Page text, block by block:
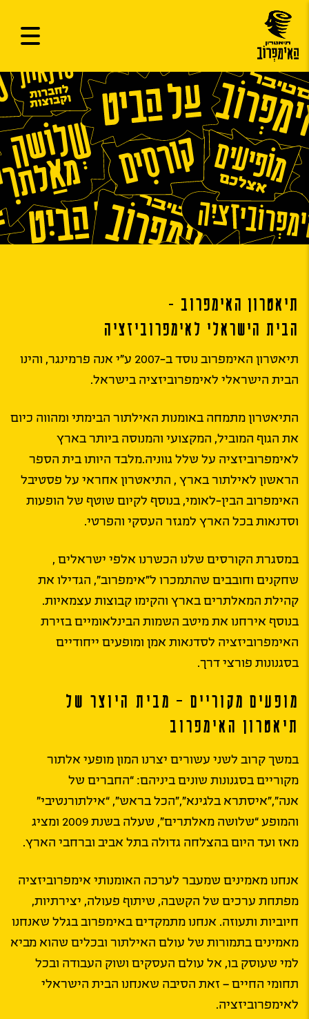
תיאטרון האימפרוב -
הבית הישראלי לאימפרוביזציה
תיאטרון האימפרוב נוסד ב-2007 ע”י אנה פרמינגר, והינו
הבית הישראלי לאימפרוביזציה בישראל.
התיאטרון מתמחה באומנות האילתור הבימתי ומהווה כיום
את הגוף המוביל, המקצועי והמנוסה ביותר בארץ
לאימפרוביזציה על שלל גווניה.מלבד היותו בית הספר
הראשון לאילתור בארץ , התיאטרון אחראי על פסטיבל
האימפרוב הבין-לאומי, בנוסף לקיום שוטף של הופעות
וסדנאות בכל הארץ למגזר העסקי והפרטי.
במסגרת הקורסים שלנו הכשרנו אלפי ישראלים ,
שחקנים וחובבים שהתמכרו ל”אימפרוב”, הגדילו את
קהילת המאלתרים בארץ והקימו קבוצות עצמאיות.
בנוסף אירחנו את מיטב השמות הבינלאומיים בזירת
האימפרוביזציה לסדנאות אמן ומופעים ייחודיים
בסגנונות פורצי דרך.
מופעים מקוריים – מבית היוצר של
תיאטרון האימפרוב
במשך קרוב לשני עשורים יצרנו המון מופעי אלתור
מקוריים בסגנונות שונים ביניהם: “החברים של
אנה”,”איסתרא בלגינא”,”הכל בראש”, “אילתורנטיבי”
והמופע “שלושה מאלתרים”, שעלה בשנת 2009 ומציג
מאז ועד היום בהצלחה גדולה בתל אביב וברחבי הארץ.
אנחנו מאמינים שמעבר לערכה האומנותי אימפרוביזציה
מפתחת ערכים של הקשבה, שיתוף פעולה, יצירתיות,
חיוביות ותעוזה. אנחנו מתמקדים באימפרוב בגלל שאנחנו
מאמינים בתמורות של עולם האילתור ובכלים שהוא מביא
למי שעוסק בו, אל עולם העסקים ושוק העבודה ובכל
תחומי החיים – זאת הסיבה שאנחנו הבית הישראלי
לאימפרוביזציה.